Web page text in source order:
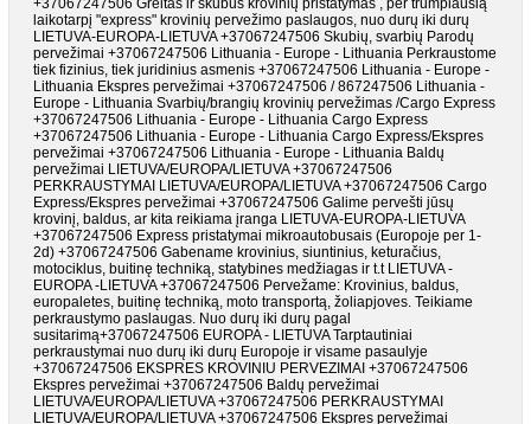
+37067247506 Greitas ir skubus krovinių pristatymas , per trumpiausią
laikotarpį "express" krovinių pervežimo paslaugos, nuo durų iki durų
LIETUVA-EUROPA-LIETUVA +37067247506 Skubių, svarbių Parodų
pervežimai +37067247506 Lithuania - Europe - Lithuania Perkraustome
tiek fizinius, tiek juridinius asmenis +37067247506 Lithuania - Europe -
Lithuania Ekspres pervežimai +37067247506 / 867247506 Lithuania -
Europe - Lithuania Svarbių/brangių krovinių pervežimas /Cargo Express
+37067247506 Lithuania - Europe - Lithuania Cargo Express
+37067247506 Lithuania - Europe - Lithuania Cargo Express/Ekspres
pervežimai +37067247506 Lithuania - Europe - Lithuania Baldų
pervežimai LIETUVA/EUROPA/LIETUVA +37067247506
PERKRAUSTYMAI LIETUVA/EUROPA/LIETUVA +37067247506 Cargo
Express/Ekspres pervežimai +37067247506 Galime pervešti jūsų
krovinį, baldus, ar kita reikiama įranga LIETUVA-EUROPA-LIETUVA
+37067247506 Express pristatymai mikroautobusais (Europoje per 1-
2d) +37067247506 Gabename krovinius, siuntinius, keturačius,
motociklus, buitinę techniką, statybines medžiagas ir t.t LIETUVA -
EUROPA -LIETUVA +37067247506 Pervežame: Krovinius, baldus,
europaletes, buitinę techniką, moto transportą, žoliapjoves. Teikiame
perkraustymo paslaugas. Nuo durų iki durų pagal
susitarimą+37067247506 EUROPA - LIETUVA Tarptautiniai
perkraustymai nuo durų iki durų Europoje ir visame pasaulyje
+37067247506 EKSPRES KROVINIU PERVEZIMAI +37067247506
Ekspres pervežimai +37067247506 Baldų pervežimai
LIETUVA/EUROPA/LIETUVA +37067247506 PERKRAUSTYMAI
LIETUVA/EUROPA/LIETUVA +37067247506 Ekspres pervežimai